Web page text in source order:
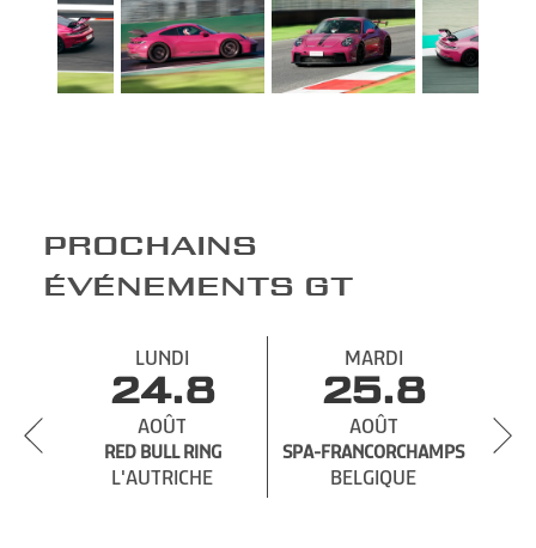
PROCHAINS
ÉVÉNEMENTS GT
LUNDI
24.8
AOÛT
RED BULL RING
L'AUTRICHE
MARDI
25.8
AOÛT
SPA-FRANCORCHAMPS
BELGIQUE
SPA-